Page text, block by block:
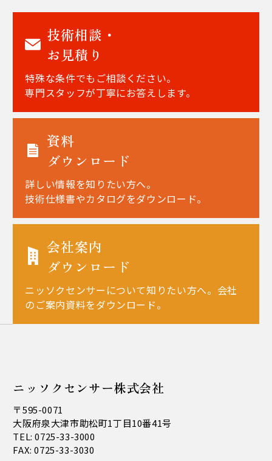
技術相談・
お見積り
特殊な条件でもご相談ください。
専門スタッフが丁寧にお答えします。
資料
ダウンロード
詳しい情報を知りたい方へ。
技術仕様書やカタログをダウンロード。
会社案内
ダウンロード
ニッソクセンサーについて知りたい方へ。会社
のご案内資料をダウンロード。
ニッソクセンサー株式会社
〒595-0071
大阪府泉大津市助松町1丁目10番41号
TEL: 0725-33-3000
FAX: 0725-33-3030